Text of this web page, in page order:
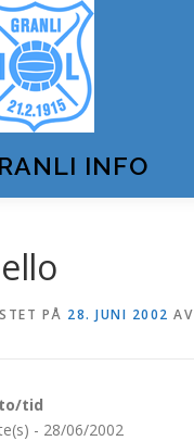
INFO
PÅ 28. JUNI 2002 AV
tid
- 28/06/2002